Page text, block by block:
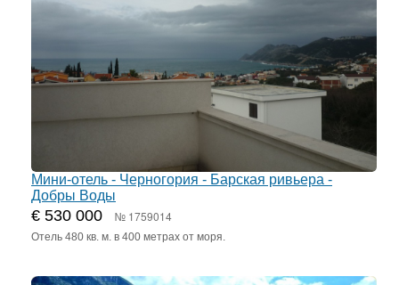
Мини-отель - Черногория - Барская ривьера -
Добры Воды
€ 530 000 № 1759014
Отель 480 кв. м. в 400 метрах от моря.